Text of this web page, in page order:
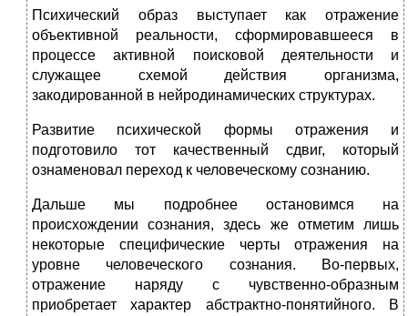
Психический образ выступает как отражение
объективной реальности, сформировавшееся в
процессе активной поисковой деятельности и
служащее схемой действия организма,
закодированной в нейродинамических структурах.
Развитие психической формы отражения и
подготовило тот качественный сдвиг, который
ознаменовал переход к человеческому сознанию.
Дальше мы подробнее остановимся на
происхождении сознания, здесь же отметим лишь
некоторые специфические черты отражения на
уровне человеческого сознания. Во-первых,
отражение наряду с чувственно-образным
приобретает характер абстрактно-понятийного. В